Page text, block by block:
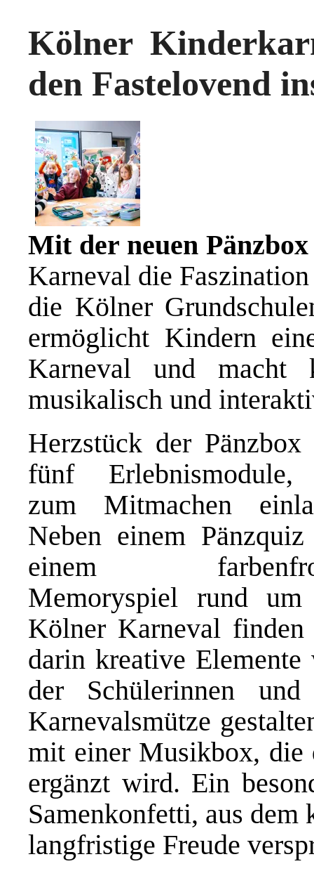
Kölner
den Fastelovend
Mit der neuen Pänzbox
Karneval die
die Kölner
ermöglicht Kindern
Karneval und macht
musikalisch und
Herzstück der Pänzbox
fünf
zum Mitmachen
Neben einem
einem
Memoryspiel rund um
Kölner Karneval finden
darin kreative
der Schülerinnen
Karnevalsmütze
mit einer Musikbox, die
ergänzt wird. Ein
Samenkonfetti, aus dem
langfristige Freude